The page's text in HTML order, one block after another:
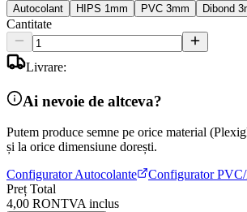
Autocolant HIPS 1mm PVC 3mm Dibond
Cantitate
Livrare:
Ai nevoie de altceva?
Putem produce semne pe orice material
și la orice dimensiune dorești.
Configurator Autocolante
Configurator
Preț Total
4,00 RONTVA inclus